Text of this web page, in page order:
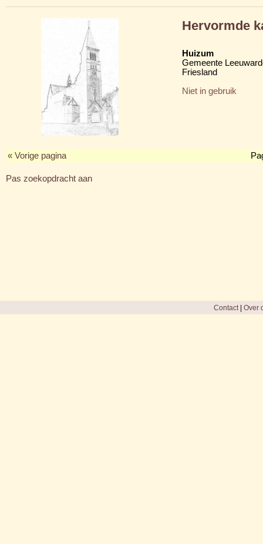
Hervormde
Huizum
Gemeente
Friesland
Niet in gebruik
« Vorige pagina
Pas zoekopdracht aan
Contact| Over